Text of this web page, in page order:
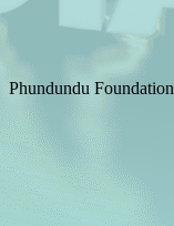
Phundundu Foundation